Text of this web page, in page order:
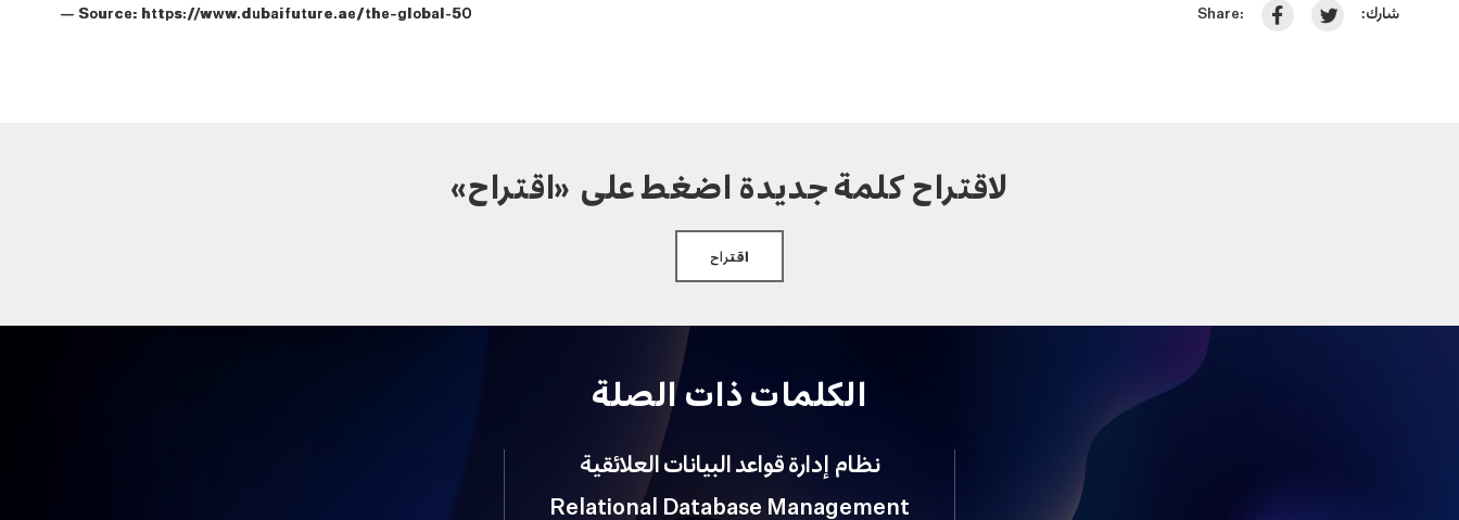
— Source: https://www.dubaifuture.ae/the-global-50 Share: شارك:
لاقتراح كلمة جديدة اضغط على «اقتراح»
اقتراح
الكلمات ذات الصلة
Relational Database Management
نظام إدارة قواعد البيانات العلائقية